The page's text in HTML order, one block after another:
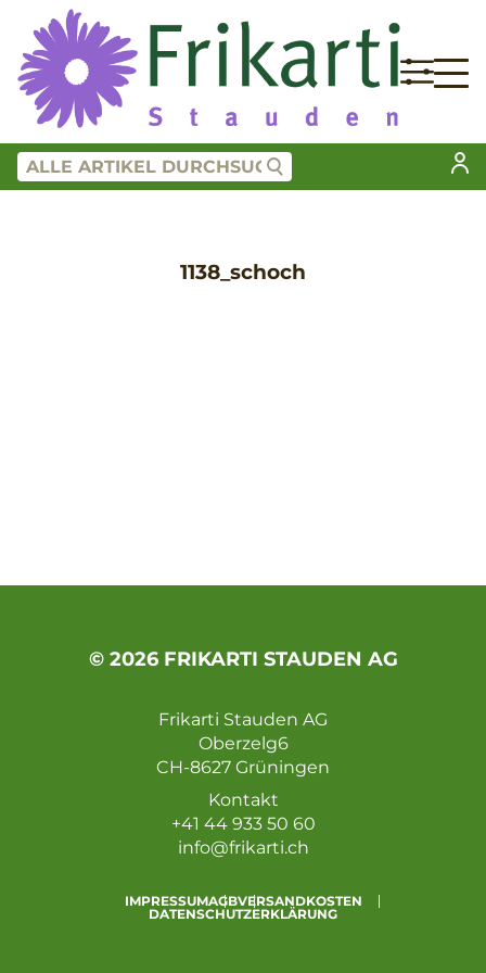
1138_schoch
© 2026 FRIKARTI STAUDEN AG
Frikarti Stauden AG
Oberzelg6
CH-8627 Grüningen
Kontakt
+41 44 933 50 60
info@frikarti.ch
IMPRESSUMAGBVERSANDKOSTEN
DATENSCHUTZERKLÄRUNG